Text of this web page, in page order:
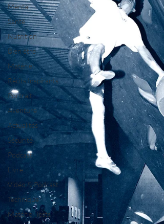
Mental
Santé
Nutrition
Bien être
Matériel
Récits Inspirants
Portrait
Aventure
Actualités
Sécurité
Podcast
Livre
Vidéo & Podcast
Technique
Matériel Tests